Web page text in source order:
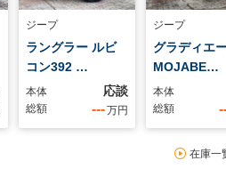
ジープ
ラングラー ルビ
コン392 …
本体 応談
総額 ---万円
ジープ
グラディエ
MOJABE…
本体
総額
在庫一